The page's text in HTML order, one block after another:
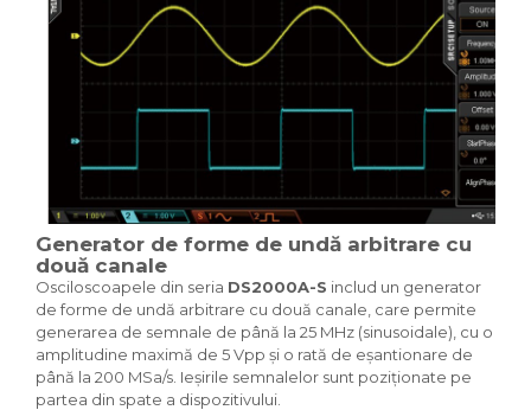
Generator de forme de undă arbitrare cu
două canale
Osciloscoapele din seria DS2000A-S includ un generator
de forme de undă arbitrare cu două canale, care permite
generarea de semnale de până la 25 MHz (sinusoidale), cu o
amplitudine maximă de 5 Vpp și o rată de eșantionare de
până la 200 MSa/s. Ieșirile semnalelor sunt poziționate pe
partea din spate a dispozitivului.